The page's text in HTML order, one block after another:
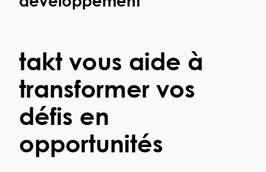
takt vous aide à
transformer vos
défis en
opportunités